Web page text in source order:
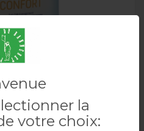
la
votre choix:
confort 2 800 g